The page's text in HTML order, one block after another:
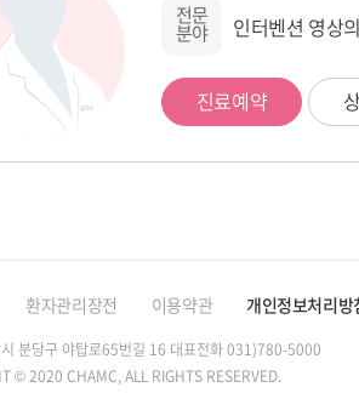
전문
분야 인터벤션 영상
진료예약
환자관리장전 이용약관 개인정보처리방
분당구 야탑로65번길 16 대표전화 031)780-5000
© 2020 CHAMC, ALL RIGHTS RESERVED.